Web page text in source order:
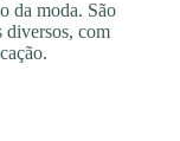
da moda. São
diversos, com